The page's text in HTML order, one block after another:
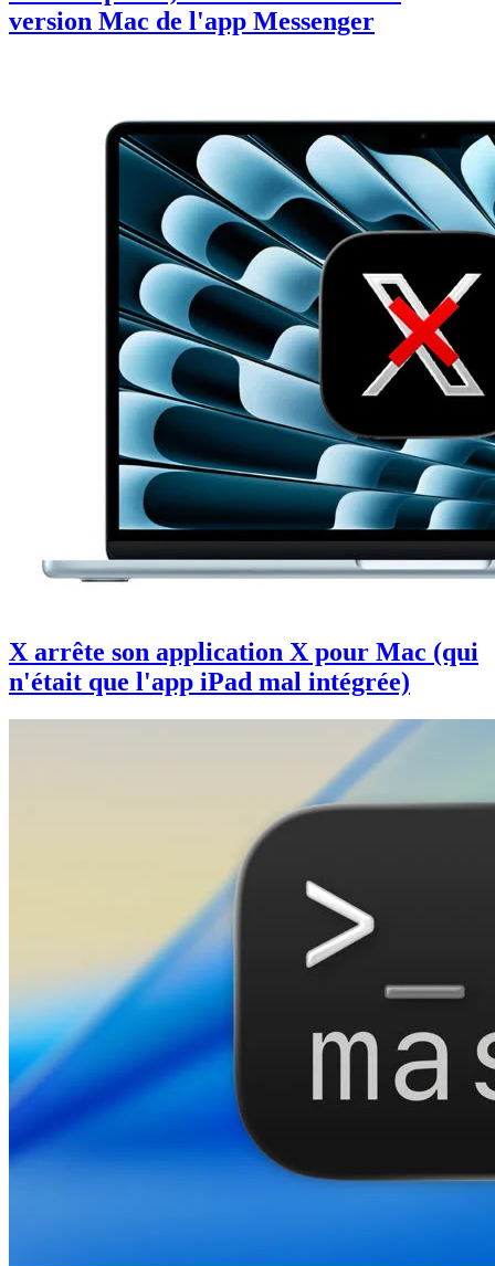
version Mac de l'app Messenger
X arrête son application X pour Mac (qui
n'était que l'app iPad mal intégrée)